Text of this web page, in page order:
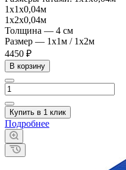
1х1х0,04м
1х2х0,04м
Толщина — 4 см
Размер — 1х1м / 1х2м
4450 ₽
В корзину
Купить в 1 клик
Подробнее